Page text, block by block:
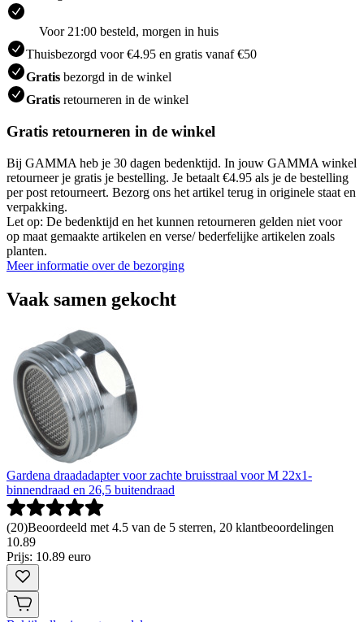
Voor 21:00 besteld, morgen in huis
Thuisbezorgd voor €4.95 en gratis vanaf €50
Gratis bezorgd in de winkel
Gratis retourneren in de winkel
Gratis retourneren in de winkel
Bij GAMMA heb je 30 dagen bedenktijd. In jouw GAMMA winkel
retourneer je gratis je bestelling. Je betaalt €4.95 als je de bestelling
per post retourneert. Bezorg ons het artikel terug in originele staat en
verpakking.
Let op: De bedenktijd en het kunnen retourneren gelden niet voor
op maat gemaakte artikelen en verse/ bederfelijke artikelen zoals
planten.
Meer informatie over de bezorging
Vaak samen gekocht
Gardena draadadapter voor zachte bruisstraal voor M 22x1-
binnendraad en 26,5 buitendraad
(20)Beoordeeld met 4.5 van de 5 sterren, 20 klantbeoordelingen
10.89
Prijs: 10.89 euro